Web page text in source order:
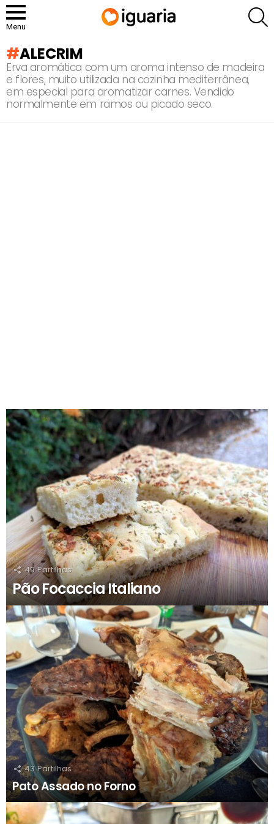
Menu
ALECRIM
Erva aromática com um aroma intenso de madeira
e flores, muito utilizada na cozinha mediterrânea,
em especial para aromatizar carnes. Vendido
normalmente em ramos ou picado seco.
RECOMENDADOS
49 Partilhas
Pão Focaccia Italiano
43 Partilhas
Pato Assado no Forno